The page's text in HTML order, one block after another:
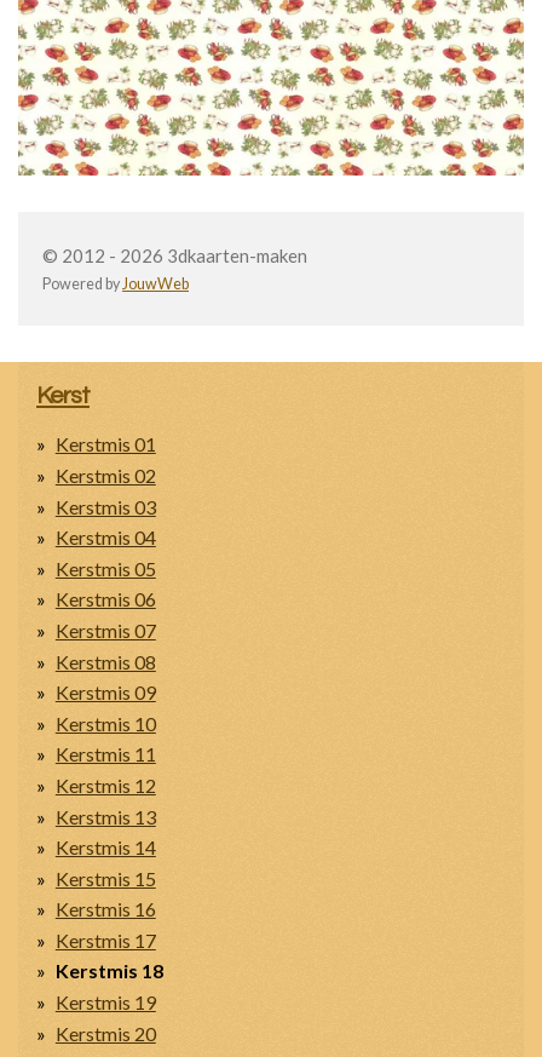
© 2012 - 2026 3dkaarten-maken
Powered byJouwWeb
Kerst
Kerstmis 01
Kerstmis 02
Kerstmis 03
Kerstmis 04
Kerstmis 05
Kerstmis 06
Kerstmis 07
Kerstmis 08
Kerstmis 09
Kerstmis 10
Kerstmis 11
Kerstmis 12
Kerstmis 13
Kerstmis 14
Kerstmis 15
Kerstmis 16
Kerstmis 17
Kerstmis 18
Kerstmis 19
Kerstmis 20